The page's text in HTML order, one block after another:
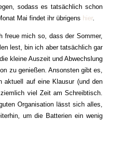
sodass es tatsächlich schon
Mai findet ihr übrigens hier.
freue mich so, dass der Sommer,
lest, bin ich aber tatsächlich gar
kleine Auszeit und Abwechslung
zu genießen. Ansonsten gibt es,
auf eine Klausur (und den
viel Zeit am Schreibtisch.
Organisation lässt sich alles,
um die Batterien ein wenig